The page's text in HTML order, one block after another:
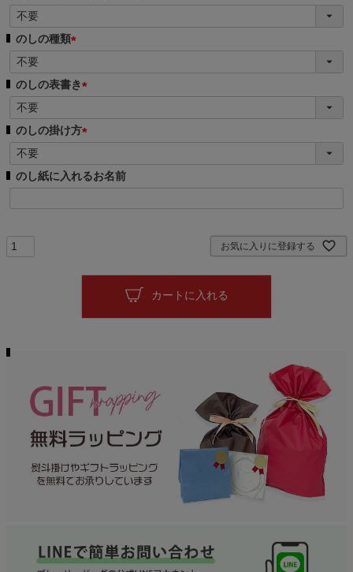
必
のしの種類
必
須
のしの表書き
必
のしの掛け方
必
須
のし紙に入れるお名前
お気に入りに登録する
カートに入れる